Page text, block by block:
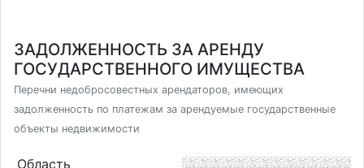
ЗАДОЛЖЕННОСТЬ ЗА АРЕНДУ
ГОСУДАРСТВЕННОГО ИМУЩЕСТВА
Перечни недобросовестных арендаторов, имеющих
задолженность по платежам за арендуемые государственные
объекты недвижимости
Область